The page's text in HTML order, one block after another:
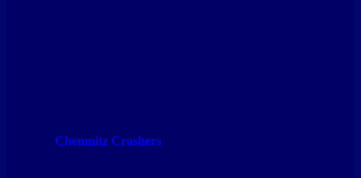
Chemnitz Crashers